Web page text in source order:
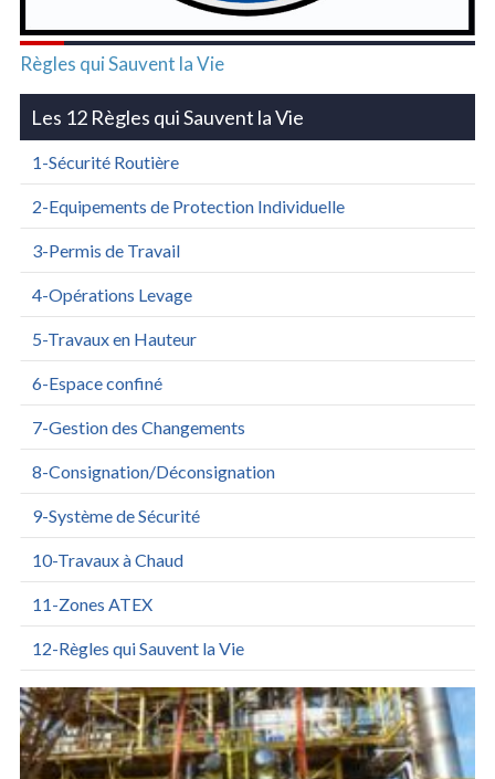
Règles qui Sauvent la Vie
Les 12 Règles qui Sauvent la Vie
1-Sécurité Routière
2-Equipements de Protection Individuelle
3-Permis de Travail
4-Opérations Levage
5-Travaux en Hauteur
6-Espace confiné
7-Gestion des Changements
8-Consignation/Déconsignation
9-Système de Sécurité
10-Travaux à Chaud
11-Zones ATEX
12-Règles qui Sauvent la Vie